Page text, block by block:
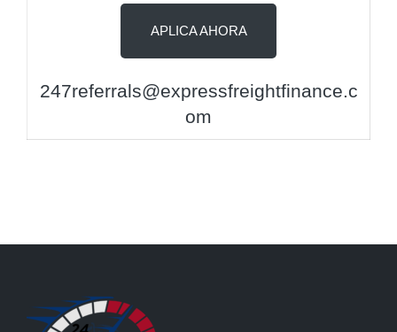
APLICA AHORA
247referrals@expressfreightfinance.c
om